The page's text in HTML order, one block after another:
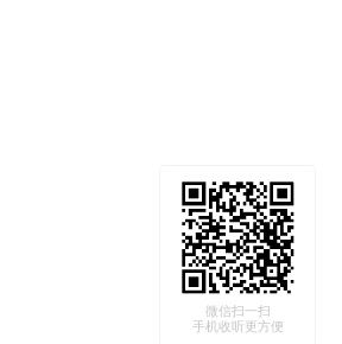
微信扫一扫
手机收听更方便